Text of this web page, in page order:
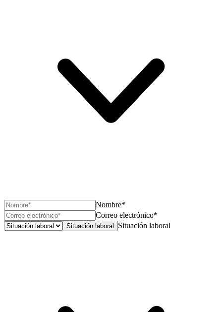
Nombre*
Correo electrónico*
Situación laboral Situación laboral